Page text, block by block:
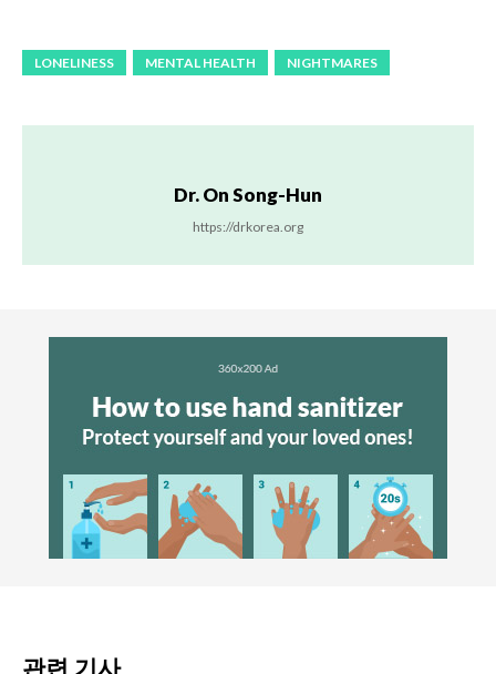
LONELINESS MENTAL HEALTH NIGHTMARES
Dr. On Song-Hun
https://drkorea.org
관련 기사